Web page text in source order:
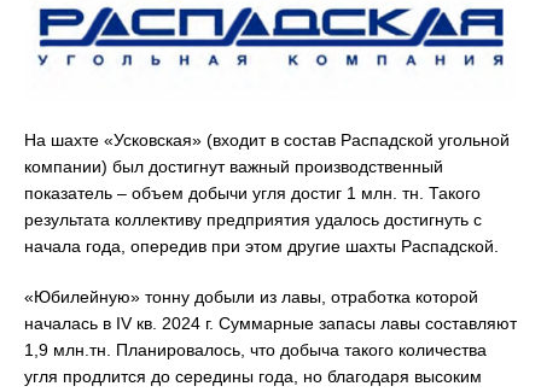
На шахте «Усковская» (входит в состав Распадской угольной
компании) был достигнут важный производственный
показатель – объем добычи угля достиг 1 млн. тн. Такого
результата коллективу предприятия удалось достигнуть с
начала года, опередив при этом другие шахты Распадской.
«Юбилейную» тонну добыли из лавы, отработка которой
началась в IV кв. 2024 г. Суммарные запасы лавы составляют
1,9 млн.тн. Планировалось, что добыча такого количества
угля продлится до середины года, но благодаря высоким